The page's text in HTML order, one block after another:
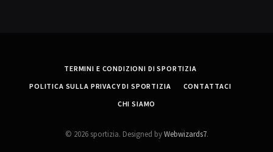
TERMINI E CONDIZIONI DI SPORTIZIA
POLITICA SULLA PRIVACY DI SPORTIZIA
CONTATTACI
CHI SIAMO
© 2026 sportizia. Designed byWebwizards7.